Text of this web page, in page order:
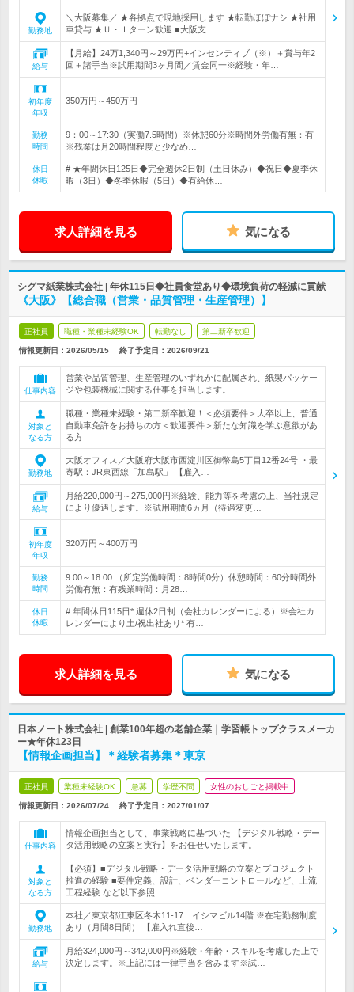
勤務地
＼大阪募集／ ★各拠点で現地採用します ★転勤ほぼナシ ★社用
車貸与 ★Ｕ・Ｉターン歓迎 ■大阪支…
給与
【月給】24万1,340円～29万円+インセンティブ（※）＋賞与年2
回＋諸手当※試用期間3ヶ月間／賃金同一※経験・年…
初年度
年収
350万円～450万円
勤務
時間
9：00～17:30（実働7.5時間）※休憩60分※時間外労働有無：有
※残業は月20時間程度と少なめ…
休日
休暇
# ★年間休日125日◆完全週休2日制（土日休み）◆祝日◆夏季休
暇（3日）◆冬季休暇（5日）◆有給休…
求人詳細を見る 気になる
シグマ紙業株式会社 | 年休115日◆社員食堂あり◆環境負荷の軽減に貢献
《大阪》【総合職（営業・品質管理・生産管理）】
正社員 職種・業種未経験OK 転勤なし 第二新卒歓迎
情報更新日：2026/05/15 終了予定日： 2026/09/21
仕事内容
営業や品質管理、生産管理のいずれかに配属され、紙製パッケー
ジや包装機械に関する仕事を担当します。
対象と
なる方
職種・業種未経験・第二新卒歓迎！＜必須要件＞大卒以上、普通
自動車免許をお持ちの方＜歓迎要件＞新たな知識を学ぶ意欲があ
る方
勤務地
大阪オフィス／大阪府大阪市西淀川区御幣島5丁目12番24号 ・最
寄駅：JR東西線「加島駅」 【雇入…
給与
月給220,000円～275,000円※経験、能力等を考慮の上、当社規定
により優遇します。※試用期間6ヵ月（待遇変更…
初年度
年収
320万円～400万円
勤務
時間
9:00～18:00 （所定労働時間：8時間0分）休憩時間：60分時間外
労働有無：有残業時間：月28…
休日
休暇
# 年間休日115日* 週休2日制（会社カレンダーによる）※会社カ
レンダーにより土/祝出社あり* 有…
求人詳細を見る 気になる
日本ノート株式会社 | 創業100年超の老舗企業｜学習帳トップクラスメーカ
ー★年休123日
【情報企画担当】＊経験者募集＊東京
正社員 業種未経験OK 急募 学歴不問 女性のおしごと掲載中
情報更新日：2026/07/24 終了予定日： 2027/01/07
仕事内容
情報企画担当として、事業戦略に基づいた 【デジタル戦略・デー
タ活用戦略の立案と実行】をお任せいたします。
対象と
なる方
【必須】■デジタル戦略・データ活用戦略の立案とプロジェクト
推進の経験 ■要件定義、設計、ベンダーコントロールなど、上流
工程経験 など以下参照
勤務地
本社／東京都江東区冬木11-17 イシマビル14階 ※在宅勤務制度
あり（月間8日間） 【雇入れ直後…
給与
月給324,000円～342,000円※経験・年齢・スキルを考慮した上で
決定します。※上記には一律手当を含みます※試…